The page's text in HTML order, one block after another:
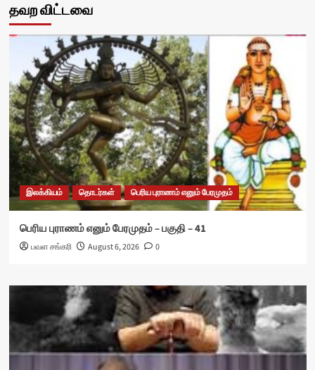
தவற விட்டவை
இலக்கியம் தொடர்கள் பெரிய புராணம் எனும் பேரமுதம்
பெரிய புராணம் எனும் பேரமுதம் – பகுதி – 41
பவள சங்கரி August 6, 2026 0